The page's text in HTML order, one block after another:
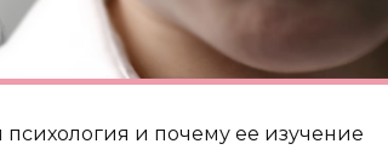
психология и почему ее изучение